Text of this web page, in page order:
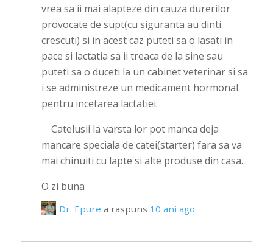
vrea sa ii mai alapteze din cauza durerilor
provocate de supt(cu siguranta au dinti
crescuti) si in acest caz puteti sa o lasati in
pace si lactatia sa ii treaca de la sine sau
puteti sa o duceti la un cabinet veterinar si sa
i se administreze un medicament hormonal
pentru incetarea lactatiei.
Catelusii la varsta lor pot manca deja
mancare speciala de catei(starter) fara sa va
mai chinuiti cu lapte si alte produse din casa.
O zi buna
Dr. Epure a raspuns 10 ani ago